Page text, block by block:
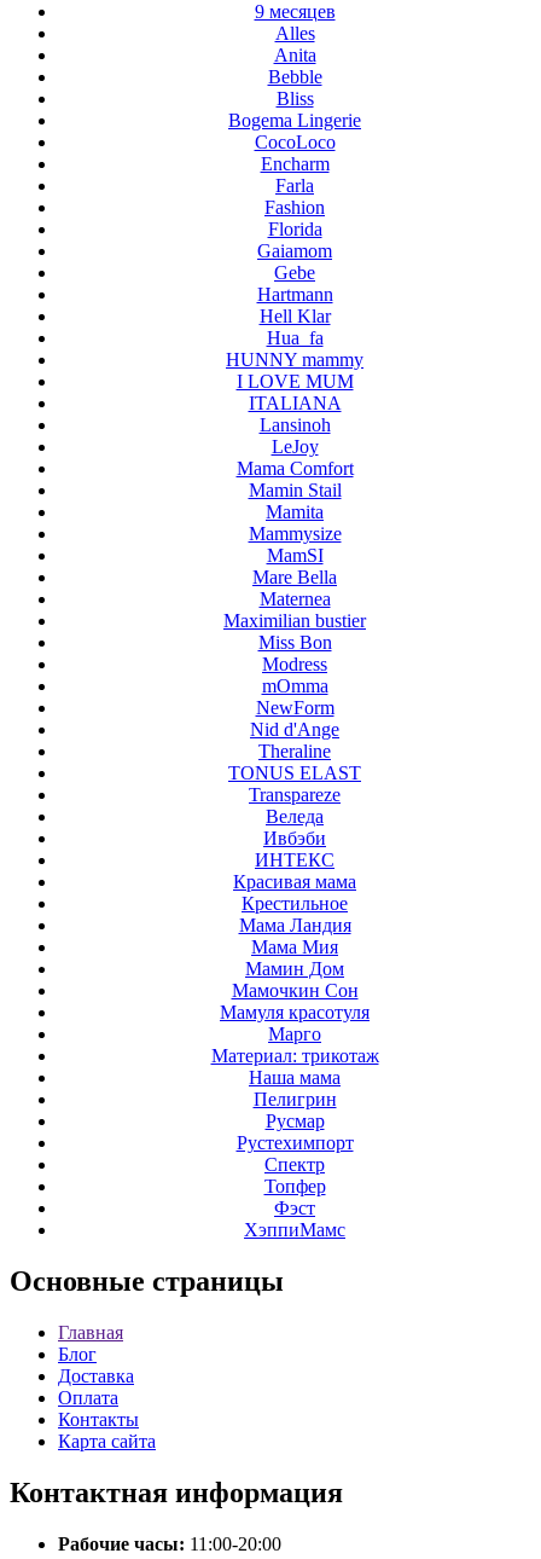
9 месяцев
Alles
Anita
Bebble
Bliss
Bogema Lingerie
CocoLoco
Encharm
Farla
Fashion
Florida
Gaiamom
Gebe
Hartmann
Hell Klar
Hua_fa
HUNNY mammy
I LOVE MUM
ITALIANA
Lansinoh
LeJoy
Mama Comfort
Mamin Stail
Mamita
Mammysize
MamSI
Mare Bella
Maternea
Maximilian bustier
Miss Bon
Modress
mOmma
NewForm
Nid d'Ange
Theraline
TONUS ELAST
Transpareze
Веледа
Ивбэби
ИНТЕКС
Красивая мама
Крестильное
Мама Ландия
Мама Мия
Мамин Дом
Мамочкин Сон
Мамуля красотуля
Марго
Материал: трикотаж
Наша мама
Пелигрин
Русмар
Рустехимпорт
Спектр
Топфер
Фэст
ХэппиМамс
Основные страницы
Главная
Блог
Доставка
Оплата
Контакты
Карта сайта
Контактная информация
Рабочие часы: 11:00-20:00